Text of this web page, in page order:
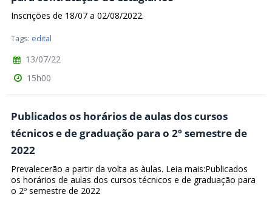
Inscrições de 18/07 a 02/08/2022.
Tags: edital
13/07/22
15h00
Publicados os horários de aulas dos cursos
técnicos e de graduação para o 2º semestre de
2022
Prevalecerão a partir da volta as àulas. Leia mais:Publicados
os horários de aulas dos cursos técnicos e de graduação para
o 2º semestre de 2022